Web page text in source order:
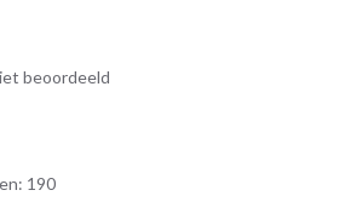
beoordeeld
190